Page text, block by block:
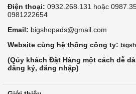
Điện thoại: 0932.268.131 hoặc
0981222654
Email: bigshopads@gmail.com
Website cùng hệ thống công ty:
(Qúy khách Đặt Hàng một cách dễ
đăng ký, đăng nhập)